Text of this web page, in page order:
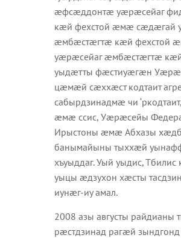
æфсæддонтæ уæрæсейаг
кæй фехстой æмæ сæдæгай
æмбæстæгтæ кæй фехстой
уæрæсейаг æмбæстæгтæ
уыдæтты фæстиуæгæн
цæмæй сæххæст кодтаит
сабырдзинадмæ чи
æмæ ссис, Уæрæсейы
Ирыстоны æмæ Абхазы
банымайыны тыххæй
хъуыддаг. Уый уыдис,
уыцы æдзухон хæсты
иунæг-иу амал.
2008 азы августы райдианы
рæстдзинад рагæй